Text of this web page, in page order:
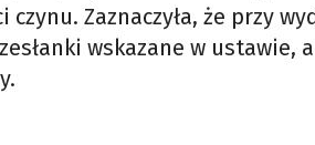
czynu. Zaznaczyła, że przy
wskazane w ustawie,